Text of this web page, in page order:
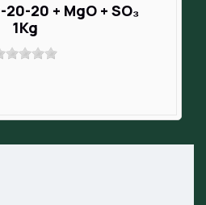
20 + MgO + SO₃
1Kg